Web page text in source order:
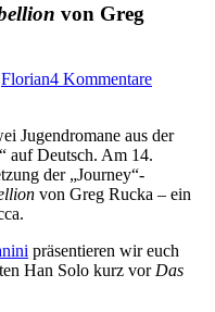
von Greg
Florian4 Kommentare
Jugendromane aus der
“ auf Deutsch. Am 14.
der „Journey“-
von Greg Rucka – ein
präsentieren wir euch
Han Solo kurz vorDas